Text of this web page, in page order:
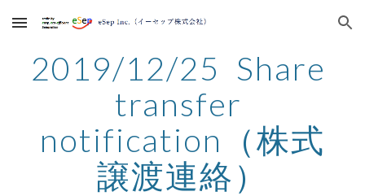
Skip to main content Skip to navigation
2019/12/25  Share
transfer
notification（株式
譲渡連絡）